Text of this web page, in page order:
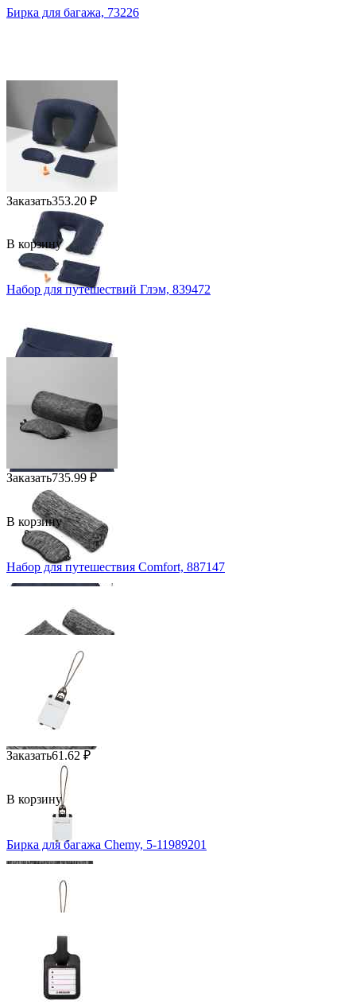
Бирка для багажа, 73226
Заказать353.20 ₽
В корзину
Набор для путешествий Глэм, 839472
Заказать735.99 ₽
В корзину
Набор для путешествия Comfort, 887147
Заказать61.62 ₽
В корзину
Бирка для багажа Chemy, 5-11989201